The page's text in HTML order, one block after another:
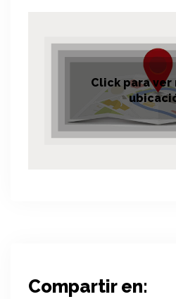
Click para ver
Compartir en: